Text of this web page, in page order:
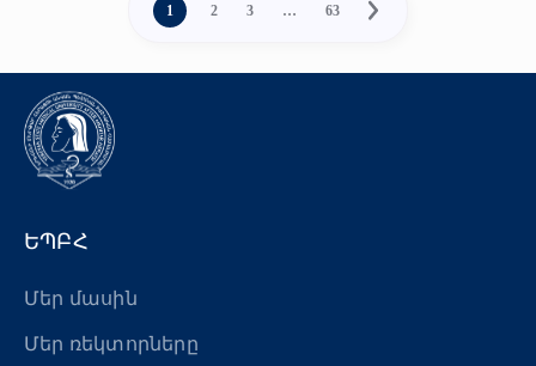
1 2 3 … 63
ԵՊԲՀ
Մեր մասին
Մեր ռեկտորները